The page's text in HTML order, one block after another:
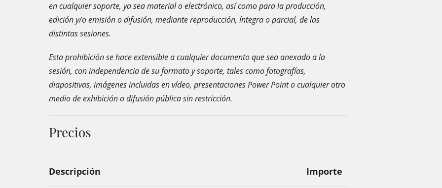
en cualquier soporte, ya sea material o electrónico, así como para la producción,
edición y/o emisión o difusión, mediante reproducción, íntegra o parcial, de las
distintas sesiones.
Esta prohibición se hace extensible a cualquier documento que sea anexado a la
sesión, con independencia de su formato y soporte, tales como fotografías,
diapositivas, imágenes incluidas en vídeo, presentaciones Power Point o cualquier otro
medio de exhibición o difusión pública sin restricción.
Precios
Descripción Importe